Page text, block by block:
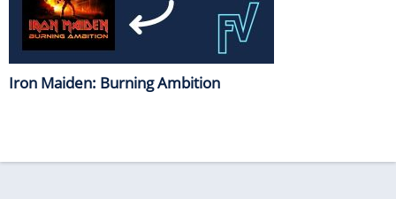
Iron Maiden: Burning Ambition